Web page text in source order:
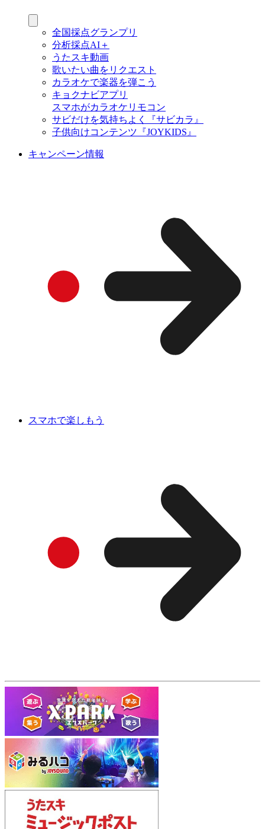
全国採点グランプリ
分析採点AI＋
うたスキ動画
歌いたい曲をリクエスト
カラオケで楽器を弾こう
キョクナビアプリ
スマホがカラオケリモコン
サビだけを気持ちよく『サビカラ』
子供向けコンテンツ『JOYKIDS』
キャンペーン情報
スマホで楽しもう